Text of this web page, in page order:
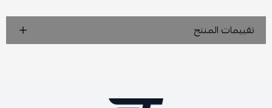
تقييمات المنتج